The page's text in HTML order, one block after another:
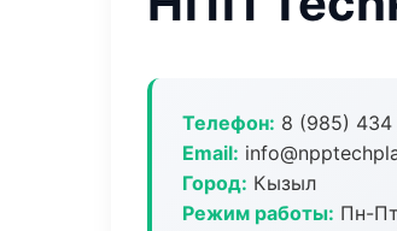
Телефон: 8 (985) 434
Email:
Город: Кызыл
Режим работы: Пн-